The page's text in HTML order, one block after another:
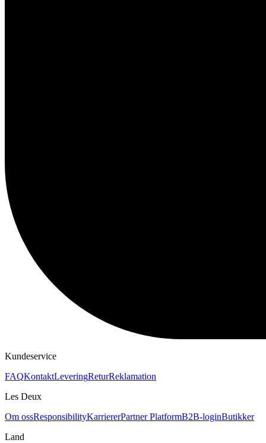
Kundeservice
FAQKontaktLeveringReturReklamation
Les Deux
Om ossResponsibilityKarriererPartner PlatformB2B-loginButikker
Land